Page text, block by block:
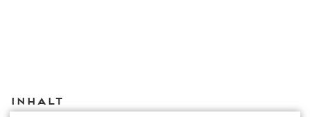
Inhalt